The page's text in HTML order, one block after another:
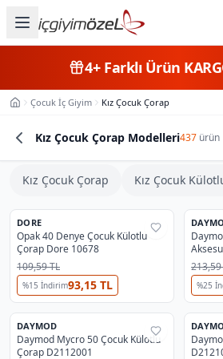
Kategorileri
Kadın
Erkek
Çocuk
Fantazi
Büyük
Beden
Markalar
4+Farklı Ürün
Ana SayfaÇocuk İç Giyim Kız Çocuk Çorap
Kız Çocuk Çorap Modelleri437 ürün
Kız Çocuk Çorap Kız Çocuk
Ürün Listesi
%24
🔥Fırsat
11
Kız Çocuk Külotlu Çorap
DORE
Opak 40 Denye Çocuk Külotlu
Çorap Dore 10678
109,59 TL
%15 İndirim93,15 TL
%37
213,59
%25
%43
OUTLET
Kız Çocuk Külotlu Çorap
En Çok İncelenen#2
Kız Çocuk Külotlu Çorap
DAYMOD
Daymod Mycro 50 Çocuk Külotlu
Çorap D2112001
%32